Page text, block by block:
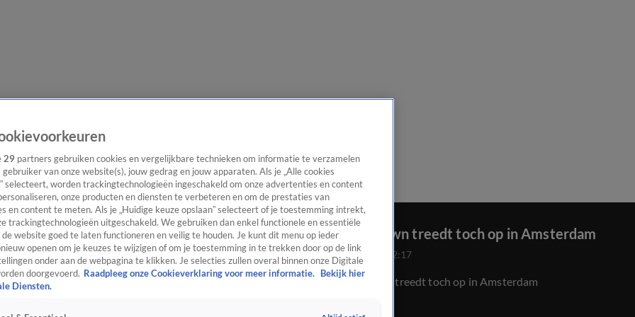
Chris Brown treedt toch op in Amsterdam
8 juni 2025, 22:17
Chris Brown treedt toch op in Amsterdam
29 partners gebruiken cookies en vergelijkbare technieken om informatie te verzamelen
gebruiker van onze website(s), jouw gedrag en jouw apparaten. Als je „Alle cookies
selecteert, worden trackingtechnologieën ingeschakeld om onze advertenties en content
onze producten en diensten te verbeteren en om de prestaties van
en content te meten. Als je „Huidige keuze opslaan” selecteert of je toestemming intrekt,
trackingtechnologieën uitgeschakeld. We gebruiken dan enkel functionele en essentiële
de website goed te laten functioneren en veilig te houden. Je kunt dit menu op ieder
openen om je keuzes te wijzigen of om je toestemming in te trekken door op de link
onder aan de webpagina te klikken. Je selecties zullen overal binnen onze Digitale
doorgevoerd. Raadpleeg onze Cookieverklaring voor meer informatie. Bekijk hier
Diensten.